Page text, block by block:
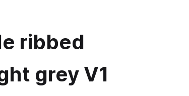
ribbed
grey V1